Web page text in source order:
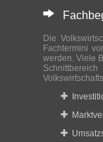
Die
Fachtermini
werden. Viele